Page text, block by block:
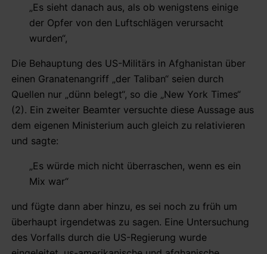
„Es sieht danach aus, als ob wenigstens einige
der Opfer von den Luftschlägen verursacht
wurden“,
Die Behauptung des US-Militärs in Afghanistan über
einen Granatenangriff „der Taliban“ seien durch
Quellen nur „dünn belegt“, so die „New York Times“
(2). Ein zweiter Beamter versuchte diese Aussage aus
dem eigenen Ministerium auch gleich zu relativieren
und sagte:
„Es würde mich nicht überraschen, wenn es ein
Mix war“
und fügte dann aber hinzu, es sei noch zu früh um
überhaupt irgendetwas zu sagen. Eine Untersuchung
des Vorfalls durch die US-Regierung wurde